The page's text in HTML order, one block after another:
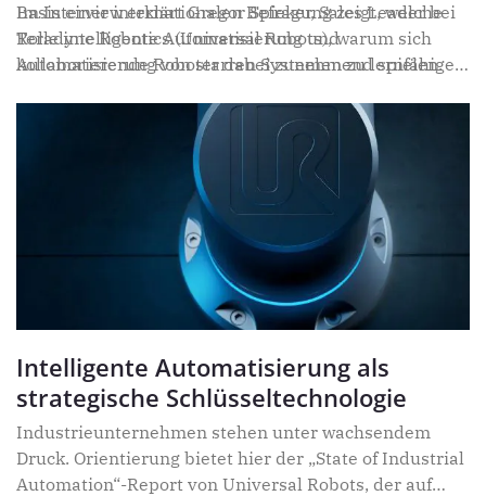
Basis einer internationalen Befragung zeigt, welche
Rolle intelligente Automatisierung und
kollaborierende Roboter dabei zunehmend spielen.
Im Interview erklärt Gregor Spieker, Sales Leader bei
Teradyne Robotics (Universal Robots), warum sich
Automatisierung von starren Systemen zu lernfähigen
über den Reifegrad der Industrie verraten.
Intelligente Automatisierung als
strategische Schlüsseltechnologie
Industrieunternehmen stehen unter wachsendem
Druck. Orientierung bietet hier der „State of Industrial
Automation“-Report von Universal Robots, der auf